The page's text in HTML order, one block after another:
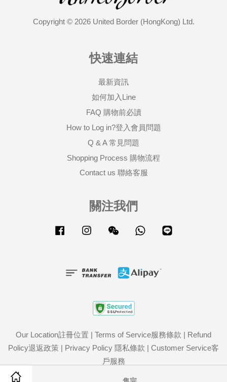
Copyright © 2026 United Border (HongKong) Ltd.
快速連結
最新資訊
如何加入Line
FAQ 購物前必讀
How to Log in?登入會員問題
Q & A 常見問題
Shopping Process 購物流程
Contact us 聯絡客服
關注我們
Facebook Instagram Wechat Whatsapp
Our Location註冊位置 | Terms of Service服務條款 | Refund
Policy退返政策 | Privacy Policy 隱私條款 | Customer Service客
戶服務